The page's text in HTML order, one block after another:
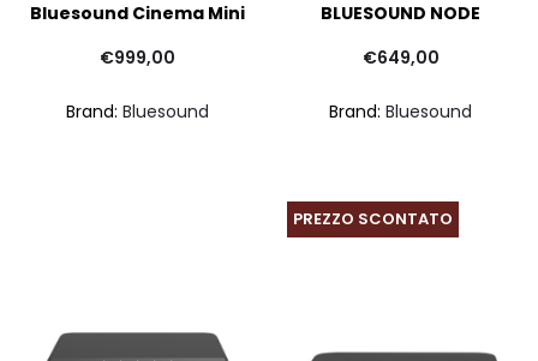
Bluesound Cinema Mini
€999,00
Brand: Bluesound
BLUESOUND NODE
€649,00
Brand: Bluesound
PREZZO SCONTATO